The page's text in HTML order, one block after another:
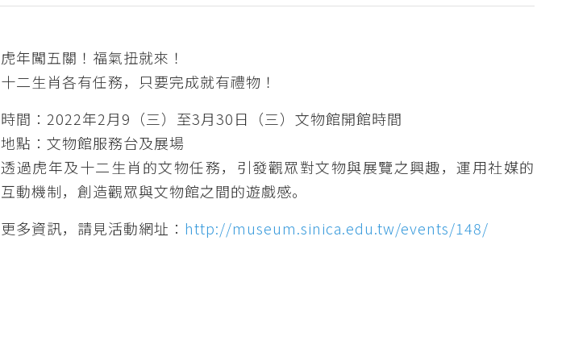
虎年闖五關！福氣扭就來！
十二生肖各有任務，只要完成就有禮物！
時間：2022年2月9（三）至3月30日（三）文物館開館時間
地點：文物館服務台及展場
透過虎年及十二生肖的文物任務，引發觀眾對文物與展覽之興趣，運用社媒的
互動機制，創造觀眾與文物館之間的遊戲感。
更多資訊，請見活動網址： http://museum.sinica.edu.tw/events/148/